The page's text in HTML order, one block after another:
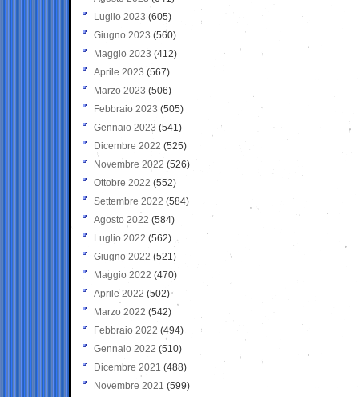
Luglio 2023 (605)
Giugno 2023 (560)
Maggio 2023 (412)
Aprile 2023 (567)
Marzo 2023 (506)
Febbraio 2023 (505)
Gennaio 2023 (541)
Dicembre 2022 (525)
Novembre 2022 (526)
Ottobre 2022 (552)
Settembre 2022 (584)
Agosto 2022 (584)
Luglio 2022 (562)
Giugno 2022 (521)
Maggio 2022 (470)
Aprile 2022 (502)
Marzo 2022 (542)
Febbraio 2022 (494)
Gennaio 2022 (510)
Dicembre 2021 (488)
Novembre 2021 (599)